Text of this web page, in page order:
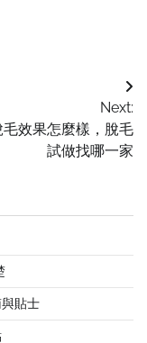
Next:
毛效果怎麼樣，脫毛
試做找哪一家
貼士